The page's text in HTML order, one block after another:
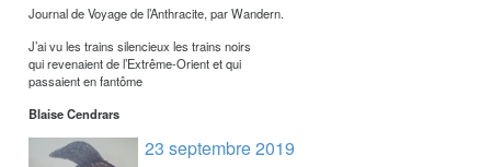
Journal de Voyage de l’Anthracite, par Wandern.
J’ai vu les trains silencieux les trains noirs
qui revenaient de l’Extrême-Orient et qui
passaient en fantôme
Blaise Cendrars
23 septembre 2019